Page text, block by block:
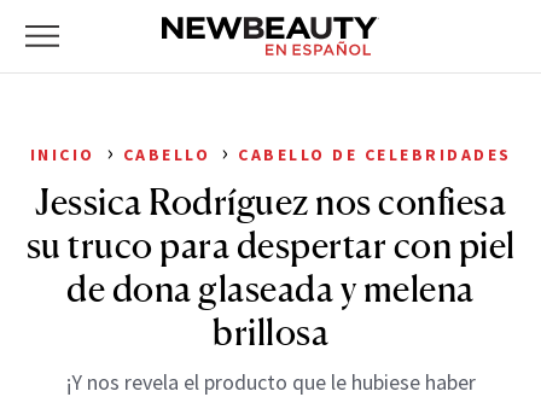
Primary
NewBeauty
INICIO › CABELLO › CABELLO DE CELEBRIDADES
Jessica Rodríguez nos confiesa
su truco para despertar con piel
de dona glaseada y melena
brillosa
¡Y nos revela el producto que le hubiese haber